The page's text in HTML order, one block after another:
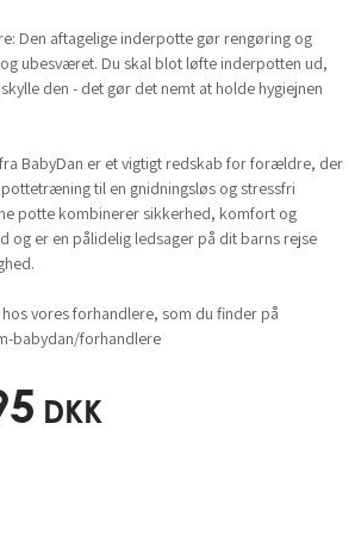
Den aftagelige inderpotte gør rengøring og
ubesværet. Du skal blot løfte inderpotten ud,
den - det gør det nemt at holde hygiejnen
BabyDan er et vigtigt redskab for forældre, der
til en gnidningsløs og stressfri
potte kombinerer sikkerhed, komfort og
og er en pålidelig ledsager på dit barns rejse
vores forhandlere, som du finder på
babydan/forhandlere
DKK